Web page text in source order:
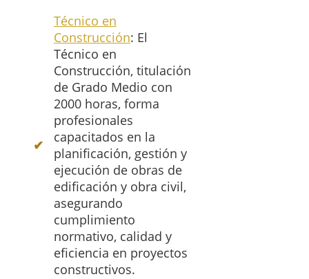
Técnico en
Construcción: El
Técnico en
Construcción, titulación
de Grado Medio con
2000 horas, forma
profesionales
capacitados en la
planificación, gestión y
ejecución de obras de
edificación y obra civil,
asegurando
cumplimiento
normativo, calidad y
eficiencia en proyectos
constructivos.